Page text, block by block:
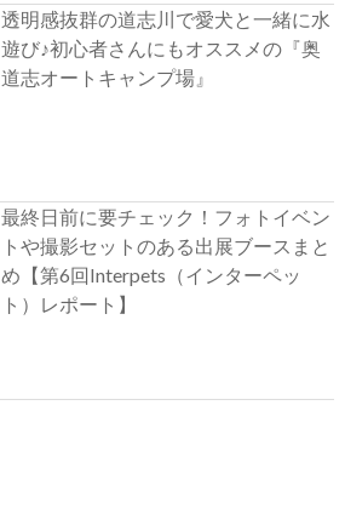
透明感抜群の道志川で愛犬と一緒に水
遊び♪初心者さんにもオススメの『奥
道志オートキャンプ場』
最終日前に要チェック！フォトイベン
トや撮影セットのある出展ブースまと
め【第6回Interpets（インターペッ
ト）レポート】